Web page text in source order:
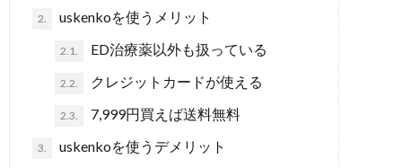
2. uskenkoを使うメリット
2.1. ED治療薬以外も扱っている
2.2. クレジットカードが使える
2.3. 7,999円買えば送料無料
3. uskenkoを使うデメリット